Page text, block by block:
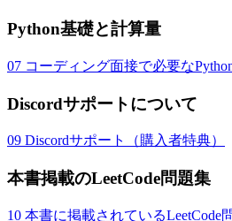
Python基礎と計算量
07 コーディング面接で必要な
Discordサポートについて
09 Discordサポート（購入者特典）
本書掲載のLeetCode問題集
10 本書に掲載されているLeetCode